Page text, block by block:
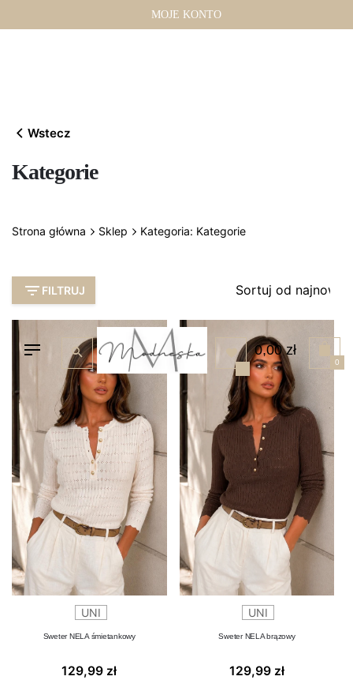
do
MOJE KONTO
0,00zł
0
Wstecz
Kategorie
Strona główna Sklep Kategoria: Kategorie
FILTRUJ
UNI
Sweter NELA śmietankowy
129,99 zł
UNI
Sweter NELA brązowy
129,99 zł